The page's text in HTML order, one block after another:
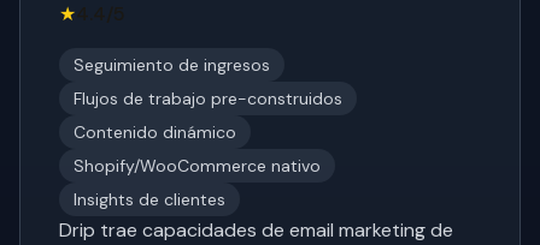
★4.4/5
Seguimiento de ingresos
Flujos de trabajo pre-construidos
Contenido dinámico
Shopify/WooCommerce nativo
Insights de clientes
Drip trae capacidades de email marketing de